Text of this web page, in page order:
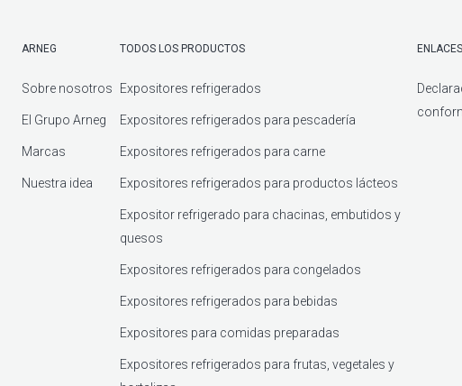
ARNEG
Sobre nosotros
El Grupo Arneg
Marcas
Nuestra idea
TODOS LOS PRODUCTOS
Expositores refrigerados
Expositores refrigerados para pescadería
Expositores refrigerados para carne
Expositores refrigerados para productos lácteos
Expositor refrigerado para chacinas, embutidos y
quesos
Expositores refrigerados para congelados
Expositores refrigerados para bebidas
Expositores para comidas preparadas
Expositores refrigerados para frutas, vegetales y